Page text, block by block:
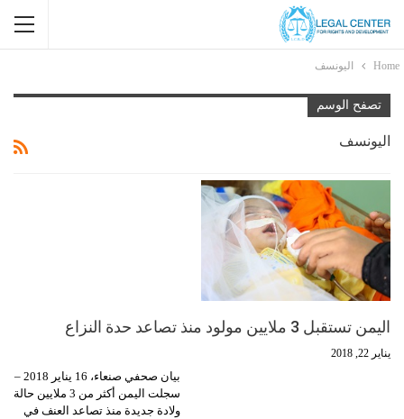
Home اليونسف
تصفح الوسم
اليونسف
اليمن تستقبل 3 ملايين مولود منذ تصاعد حدة النزاع
يناير 22, 2018
بيان صحفي صنعاء، 16 يناير 2018 –
سجلت اليمن أكثر من 3 ملايين حالة
ولادة جديدة منذ تصاعد العنف في